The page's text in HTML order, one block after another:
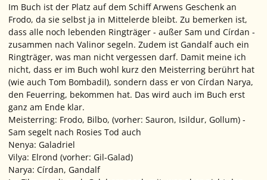
Im Buch ist der Platz auf dem Schiff Arwens Geschenk an
Frodo, da sie selbst ja in Mittelerde bleibt. Zu bemerken ist,
dass alle noch lebenden Ringträger - außer Sam und Círdan -
zusammen nach Valinor segeln. Zudem ist Gandalf auch ein
Ringträger, was man nicht vergessen darf. Damit meine ich
nicht, dass er im Buch wohl kurz den Meisterring berührt hat
(wie auch Tom Bombadil), sondern dass er von Círdan Narya,
den Feuerring, bekommen hat. Das wird auch im Buch erst
ganz am Ende klar.
Meisterring: Frodo, Bilbo, (vorher: Sauron, Isildur, Gollum) -
Sam segelt nach Rosies Tod auch
Nenya: Galadriel
Vilya: Elrond (vorher: Gil-Galad)
Narya: Círdan, Gandalf